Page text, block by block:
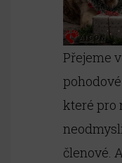
Přejeme
které pro
členové.